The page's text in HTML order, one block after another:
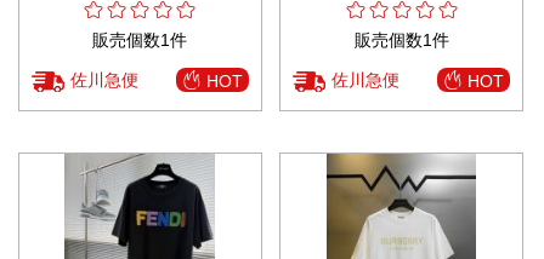
販売個数1件
佐川急便 HOT
販売個数1件
佐川急便 HOT